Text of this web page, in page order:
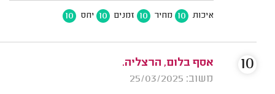
איכות 10 מחיר 10 זמנים 10 יחס 10
אסף בלום, הרצליה.
משוב: 25/03/2025
10